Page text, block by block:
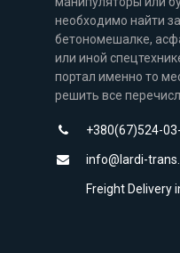
необходимо найти
бетономешалке,
или иной
портал именно то
решить все
+380(67)524-
info@lardi-
Freight Delivery